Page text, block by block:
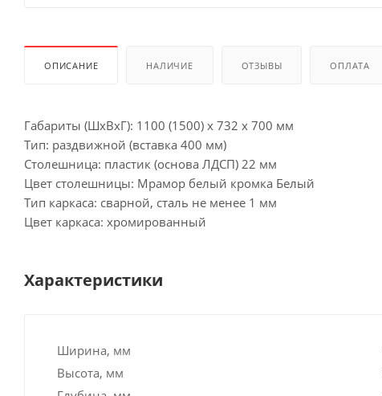
ОПИСАНИЕ НАЛИЧИЕ ОТЗЫВЫ ОПЛАТА
Габариты (ШхВхГ): 1100 (1500) х 732 х 700 мм
Тип: раздвижной (вставка 400 мм)
Столешница: пластик (основа ЛДСП) 22 мм
Цвет столешницы: Мрамор белый кромка Белый
Тип каркаса: сварной, сталь не менее 1 мм
Цвет каркаса: хромированный
Характеристики
Ширина, мм
Высота, мм